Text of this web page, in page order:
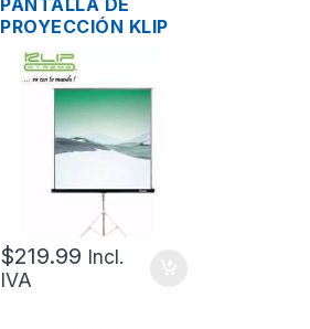
PANTALLA DE
PROYECCIÓN KLIP
XTREME KPS-104B
CON TRIPODE
MANUAL PLEGABLE
240 X 180CM (120
PULGADAS)
$219.99 Incl.
IVA